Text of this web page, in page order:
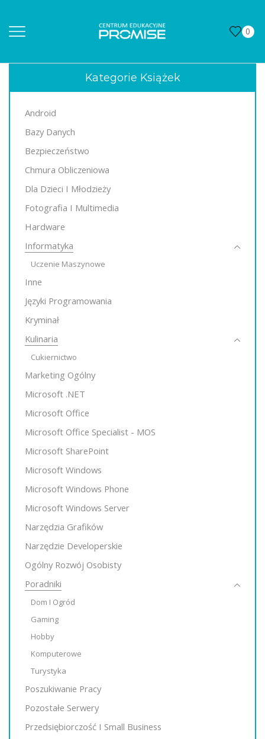
0
Kategorie Książek
Android
Bazy Danych
Bezpieczeństwo
Chmura Obliczeniowa
Dla Dzieci I Młodzieży
Fotografia I Multimedia
Hardware
Informatyka
Uczenie Maszynowe
Inne
Języki Programowania
Kryminał
Kulinaria
Cukiernictwo
Marketing Ogólny
Microsoft .NET
Microsoft Office
Microsoft Office Specialist - MOS
Microsoft SharePoint
Microsoft Windows
Microsoft Windows Phone
Microsoft Windows Server
Narzędzia Grafików
Narzędzie Developerskie
Ogólny Rozwój Osobisty
Poradniki
Dom I Ogród
Gaming
Hobby
Komputerowe
Turystyka
Poszukiwanie Pracy
Pozostałe Serwery
Przedsiębiorczość I Small Business